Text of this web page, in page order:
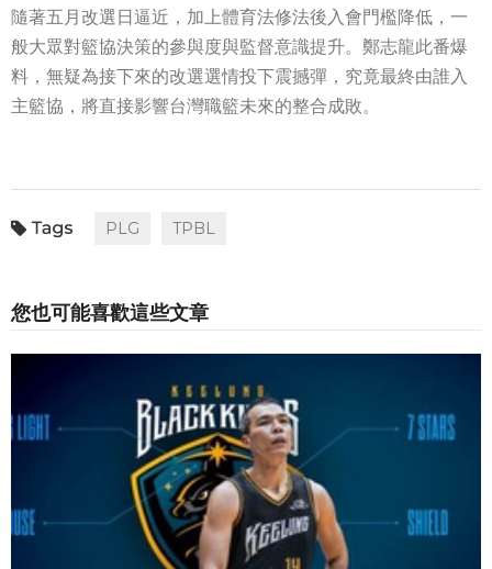
隨著五月改選日逼近，加上體育法修法後入會門檻降低，一
般大眾對籃協決策的參與度與監督意識提升。鄭志龍此番爆
料，無疑為接下來的改選選情投下震撼彈，究竟最終由誰入
主籃協，將直接影響台灣職籃未來的整合成敗。
PLG TPBL
您也可能喜歡這些文章